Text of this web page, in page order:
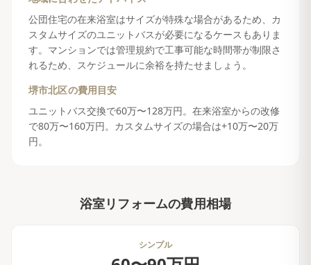
公団住宅の在来浴室はサイズが特殊な場合があるため、カ
スタムサイズのユニットバスが必要になるケースもありま
す。マンションでは管理規約で工事可能な時間帯が制限さ
れるため、スケジュールに余裕を持たせましょう。
堺市北区の費用目安
ユニットバス交換で60万〜128万円。在来浴室からの改修
で80万〜160万円。カスタムサイズの場合は+10万〜20万
円。
浴室リフォームの費用相場
シンプル